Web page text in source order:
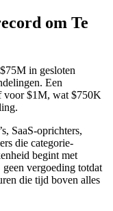
om Te
in gesloten
Een
voor $1M, wat $750K
SaaS-oprichters,
die categorie-
begint met
vergoeding totdat
die tijd boven alles